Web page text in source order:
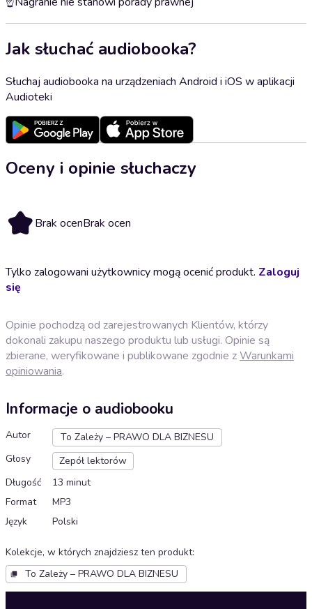
Jak słuchać audiobooka?
Słuchaj audiobooka na urządzeniach Android i iOS w aplikacji
Audioteki
Oceny i opinie słuchaczy
Brak ocenBrak ocen
Tylko zalogowani użytkownicy mogą ocenić produkt. Zaloguj
się
Opinie pochodzą od zarejestrowanych Klientów, którzy
dokonali zakupu naszego produktu lub usługi. Opinie są
zbierane, weryfikowane i publikowane zgodnie zWarunkami
opiniowania.
Informacje o audiobooku
Autor
To Zależy – PRAWO DLA BIZNESU
Głosy
Zepół lektorów
Długość
13 minut
Format
MP3
Język
Polski
Kolekcje, w których znajdziesz ten produkt:
To Zależy – PRAWO DLA BIZNESU